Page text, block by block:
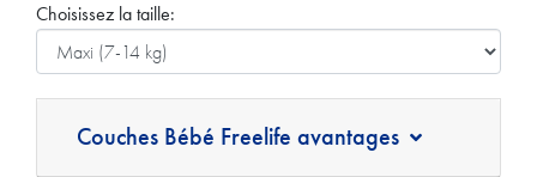
Choisissez la taille:
Couches Bébé Freelife avantages